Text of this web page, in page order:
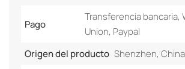
Pago
Transferencia bancaria,
Union, Paypal
Origen del producto Shenzhen, China